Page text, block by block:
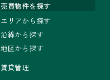
売買物件を探す
エリアから探す
沿線から探す
地図から探す
賃貸管理